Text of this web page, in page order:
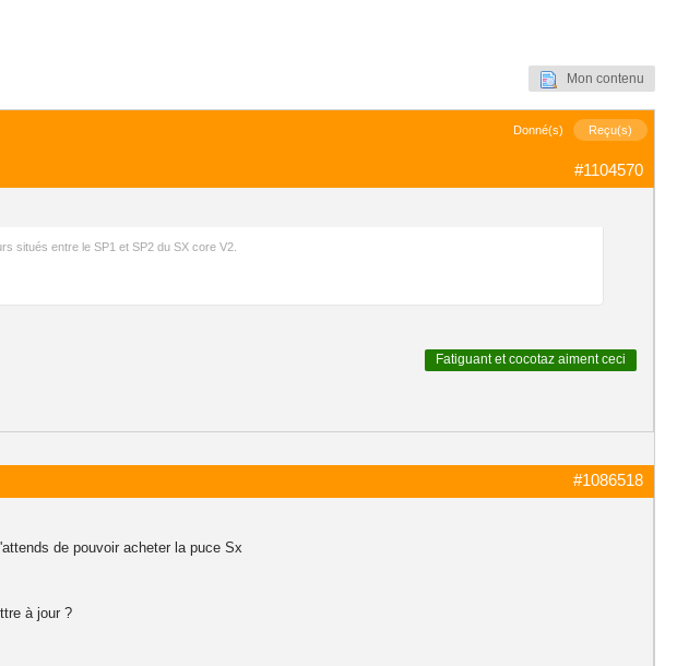
Mon contenu
Donné(s) Reçu(s)
#1104570
situés entre le SP1 et SP2 du SX core V2.
Fatiguantetcocotaz aiment ceci
#1086518
de pouvoir acheter la puce Sx
à jour ?